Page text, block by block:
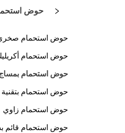
حوض
حوض استحمام
حوض استحمام
حوض استحمام
حوض استحمام بتقنية
حوض استحمام زاوي
حوض استحمام قائم